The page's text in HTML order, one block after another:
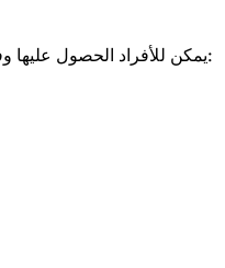
هناك عدة مستويات من شهادات ISO 22000 يمكن للأفراد الحصول عليها وفقًا لدورهم في مجال سلامة الأغذية: